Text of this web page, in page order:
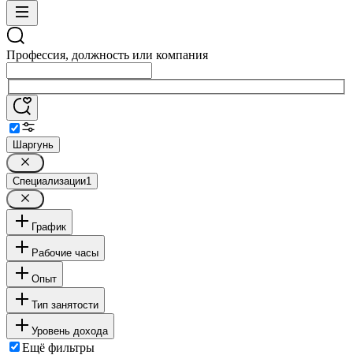
Профессия, должность или компания
Шаргунь
Специализации1
График
Рабочие часы
Опыт
Тип занятости
Уровень дохода
Ещё фильтры